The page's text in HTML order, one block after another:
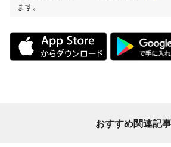
ます。
おすすめ関連記事